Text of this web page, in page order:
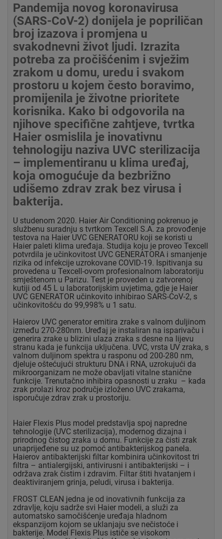
Pandemija novog koronavirusa
(SARS-CoV-2) donijela je popriličan
broj izazova i promjena u
svakodnevni život ljudi. Izrazita
potreba za pročišćenim i svježim
zrakom u domu, uredu i svakom
prostoru u kojem često boravimo,
promijenila je životne prioritete
korisnika. Kako bi odgovorila na
njihove specifične zahtjeve, tvrtka
Haier osmislila je inovativnu
tehnologiju naziva UVC sterilizacija
– implementiranu u klima uređaj,
koja omogućuje da bezbrižno
udišemo zdrav zrak bez virusa i
bakterija.
U studenom 2020. Haier Air Conditioning pokrenuo je
službenu suradnju s tvrtkom Texcell S.A. za provođenje
testova na Haier UVC GENERATORU koji se koristi u
Haier paleti klima uređaja. Studija koju je proveo Texcell
potvrdila je učinkovitost UVC GENERATORA i smanjenje
rizika od infekcije uzrokovane COVID-19. Ispitivanja su
provedena u Texcell-ovom profesionalnom laboratoriju
smještenom u Parizu. Test je proveden u zatvorenoj
kutiji od 45 L u laboratorijskim uvjetima, gdje je Haier
UVC GENERATOR učinkovito inhibirao SARS-CoV-2, s
učinkovitošću do 99,998% u 1 satu.
Haierov UVC generator emitira zrake s valnom duljinom
između 270-280nm. Uređaj je instaliran na isparivaču i
generira zrake u blizini ulaza zraka s desne na lijevu
stranu kada je funkcija uključena. UVC, vrsta UV zraka, s
valnom duljinom spektra u rasponu od 200-280 nm,
djeluje oštećujući strukturu DNA i RNA, uzrokujući da
mikroorganizam ne može obavljati vitalne stanične
funkcije. Trenutačno inhibira opasnosti u zraku – kada
zrak prolazi kroz područje izloženo UVC zrakama,
isporučuje zdrav zrak u prostoriju.
Haier Flexis Plus model predstavlja spoj napredne
tehnologije (UVC sterilizacija), modernog dizajna i
prirodnog čistog zraka u domu. Funkcije za čisti zrak
unaprijeđene su uz pomoć antibakterijskog panela.
Haierov antibakterijski filtar kombinira učinkovitost tri
filtra – antialergijski, antivirusni i antibakterijski – i
održava zrak čistim i zdravim. Filtar štiti hvatanjem i
deaktiviranjem grinja, peludi, virusa i bakterija.
FROST CLEAN jedna je od inovativnih funkcija za
zdravlje, koju sadrže svi Haier modeli, a služi za
automatsko samočišćenje uređaja hladnom
ekspanzijom kojom se uklanjaju sve nečistoće i
bakterije. Model Flexis Plus ističe se visokom